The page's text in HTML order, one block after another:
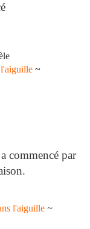
~
commencé par
l'aiguille ~